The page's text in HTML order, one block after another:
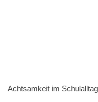
Achtsamkeit im Schulalltag